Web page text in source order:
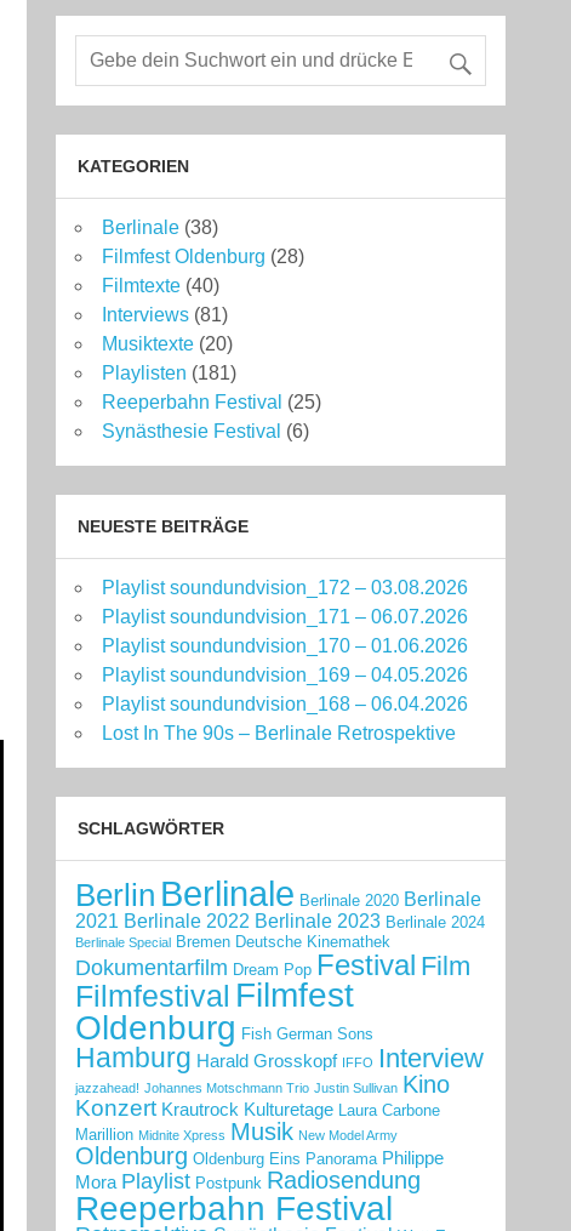
KATEGORIEN
Berlinale (38)
Filmfest Oldenburg (28)
Filmtexte (40)
Interviews (81)
Musiktexte (20)
Playlisten (181)
Reeperbahn Festival (25)
Synästhesie Festival (6)
NEUESTE BEITRÄGE
Playlist soundundvision_172 – 03.08.2026
Playlist soundundvision_171 – 06.07.2026
Playlist soundundvision_170 – 01.06.2026
Playlist soundundvision_169 – 04.05.2026
Playlist soundundvision_168 – 06.04.2026
Lost In The 90s – Berlinale Retrospektive
SCHLAGWÖRTER
Berlin Berlinale Berlinale 2020 Berlinale
2021 Berlinale 2022 Berlinale 2023 Berlinale 2024
Berlinale Special Bremen Deutsche Kinemathek
Dokumentarfilm Dream Pop Festival Film
Filmfestival Filmfest
Oldenburg Fish German Sons
Hamburg Harald Grosskopf IFFO Interview
jazzahead! Johannes Motschmann Trio Justin Sullivan Kino
Konzert Krautrock Kulturetage Laura Carbone
Marillion Midnite Xpress Musik New Model Army
Oldenburg Oldenburg Eins Panorama Philippe
Mora Playlist Postpunk Radiosendung
Reeperbahn Festival